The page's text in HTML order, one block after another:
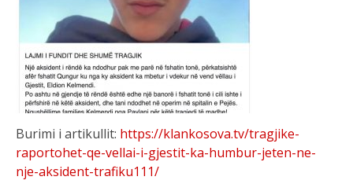
Burimi i artikullit: https://klankosova.tv/tragjike-
raportohet-qe-vellai-i-gjestit-ka-humbur-jeten-ne-
nje-aksident-trafiku111/